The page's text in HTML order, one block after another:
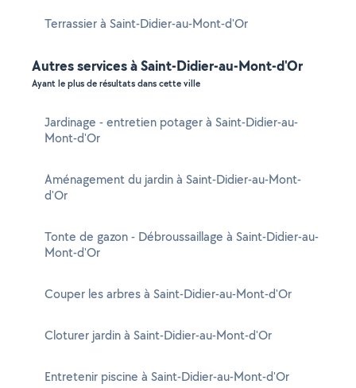
Terrassier à Saint-Didier-au-Mont-d'Or
Autres services à Saint-Didier-au-Mont-d'Or
Ayant le plus de résultats dans cette ville
Jardinage - entretien potager à Saint-Didier-au-
Mont-d'Or
Aménagement du jardin à Saint-Didier-au-Mont-
d'Or
Tonte de gazon - Débroussaillage à Saint-Didier-au-
Mont-d'Or
Couper les arbres à Saint-Didier-au-Mont-d'Or
Cloturer jardin à Saint-Didier-au-Mont-d'Or
Entretenir piscine à Saint-Didier-au-Mont-d'Or